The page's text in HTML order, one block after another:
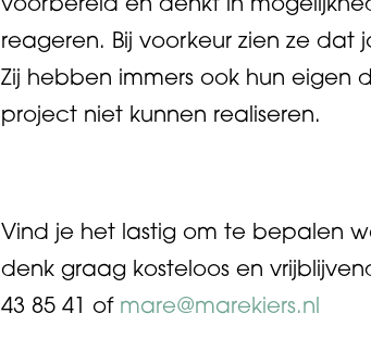
voorbereid en denkt in
reageren. Bij voorkeur zien ze
Zij hebben immers ook hun eigen
project niet kunnen realiseren.
Vind je het lastig om te bepalen
denk graag kosteloos en
43 85 41 of mare@marekiers.nl